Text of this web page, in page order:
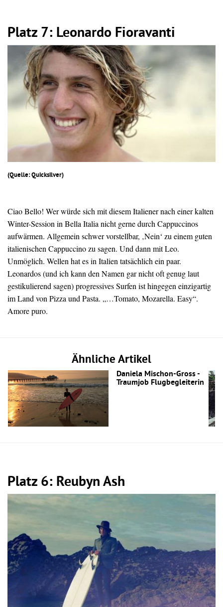
Platz 7: Leonardo Fioravanti
(Quelle: Quicksilver)
Ciao Bello! Wer würde sich mit diesem Italiener nach einer kalten
Winter-Session in Bella Italia nicht gerne durch Cappuccinos
aufwärmen. Allgemein schwer vorstellbar, ‚Nein‘ zu einem guten
italienischen Cappuccino zu sagen. Und dann mit Leo.
Unmöglich. Wellen hat es in Italien tatsächlich ein paar.
Leonardos (und ich kann den Namen gar nicht oft genug laut
gestikulierend sagen) progressives Surfen ist hingegen einzigartig
im Land von Pizza und Pasta. „…Tomato, Mozarella. Easy“.
Amore puro.
Ähnliche Artikel
Daniela Mischon-Gross -
Traumjob Flugbegleiterin
Platz 6: Reubyn Ash